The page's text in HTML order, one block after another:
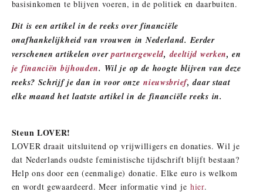
basisinkomen te blijven voeren, in de politiek en daarbuiten.
Dit is een artikel in de reeks over financiële
onafhankelijkheid van vrouwen in Nederland. Eerder
verschenen artikelen overpartnergeweld,deeltijd werken, en
je financiën bijhouden. Wil je op de hoogte blijven van deze
reeks? Schrijf je dan in voor onzenieuwsbrief, daar staat
elke maand het laatste artikel in de financiële reeks in.
Steun LOVER!
LOVER draait uitsluitend op vrijwilligers en donaties. Wil je
dat Nederlands oudste feministische tijdschrift blijft bestaan?
Help ons door een (eenmalige) donatie. Elke euro is welkom
en wordt gewaardeerd. Meer informatie vind je hier.